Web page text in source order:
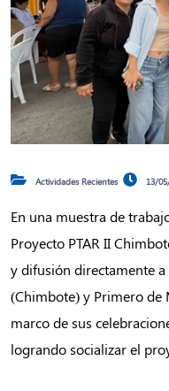
Actividades Recientes 13/
En una muestra de
Proyecto PTAR II
y difusión directamente
(Chimbote) y Primero de
marco de sus
logrando socializar el